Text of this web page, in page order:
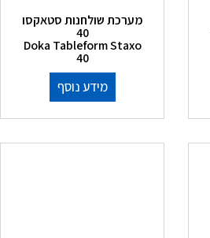
מערכת שולחנות סטאקסו
40
Doka Tableform Staxo
40
מידע נוסף